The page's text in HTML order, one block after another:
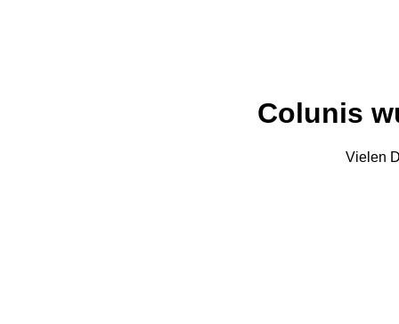
Colunis
Vielen